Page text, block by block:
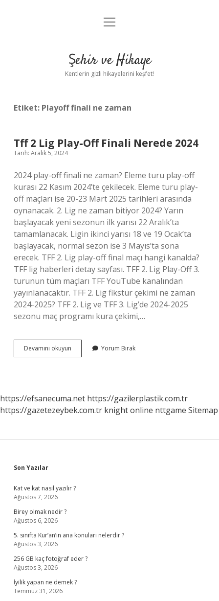
Anasayfa
Yasal Uyarı
menüyü
Şehir ve Hikaye
Kentlerin gizli hikayelerini keşfet!
Etiket: Playoff finali ne zaman
Tff 2 Lig Play-Off Finali Nerede 2024
Tarih: Aralık 5, 2024
2024 play-off finali ne zaman? Eleme turu play-off
kurası 22 Kasım 2024’te çekilecek. Eleme turu play-
off maçları ise 20-23 Mart 2025 tarihleri ​​arasında
oynanacak. 2. Lig ne zaman bitiyor 2024? Yarın
başlayacak yeni sezonun ilk yarısı 22 Aralık’ta
tamamlanacak. Ligin ikinci yarısı 18 ve 19 Ocak’ta
başlayacak, normal sezon ise 3 Mayıs’ta sona
erecek. TFF 2. Lig play-off final maçı hangi kanalda?
TFF lig haberleri detay sayfası. TFF 2. Lig Play-Off 3.
turunun tüm maçları TFF YouTube kanalından
yayınlanacaktır. TFF 2. Lig fikstür çekimi ne zaman
2024-2025? TFF 2. Lig ve TFF 3. Lig’de 2024-2025
sezonu maç programı kura çekimi,…
Devamını okuyun
2
Nerede
2024
Yorum Bırak
https://efsanecuma.net https://gazilerplastik.com.tr
https://gazetezeybek.com.tr knight online nttgame Sitemap
Sidebar
Son Yazılar
Kat ve kat nasıl yazılır ?
Ağustos 7, 2026
Birey olmak nedir ?
Ağustos 6, 2026
5. sınıfta Kur’an’ın ana konuları nelerdir ?
Ağustos 3, 2026
256 GB kaç fotoğraf eder ?
Ağustos 3, 2026
İyilik yapan ne demek ?
Temmuz 31, 2026